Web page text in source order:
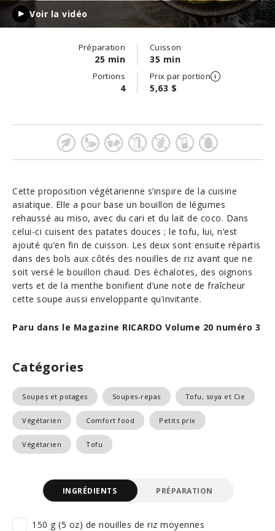
Voir la vidéo
Préparation
25 min
Cuisson
35 min
Portions
4
Prix par portion
5,63 $
Cette proposition végétarienne s’inspire de la cuisine
asiatique. Elle a pour base un bouillon de légumes
rehaussé au miso, avec du cari et du lait de coco. Dans
celui-ci cuisent des patates douces ; le tofu, lui, n’est
ajouté qu’en fin de cuisson. Les deux sont ensuite répartis
dans des bols aux côtés des nouilles de riz avant que ne
soit versé le bouillon chaud. Des échalotes, des oignons
verts et de la menthe bonifient d’une note de fraîcheur
cette soupe aussi enveloppante qu’invitante.
Paru dans le Magazine RICARDO Volume 20 numéro 3
Catégories
Soupes et potages Soupes-repas Tofu, soya et Cie
Végétarien Comfort food Petits prix
Végétarien Tofu
INGRÉDIENTS PRÉPARATION
150 g (5 oz) de nouilles de riz moyennes